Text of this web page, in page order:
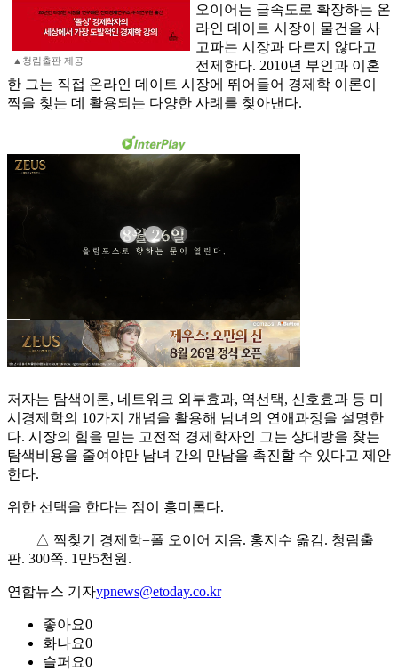
▲청림출판 제공
오이어는 급속도로 확장하는 온
라인 데이트 시장이 물건을 사
고파는 시장과 다르지 않다고
전제한다. 2010년 부인과 이혼
한 그는 직접 온라인 데이트 시장에 뛰어들어 경제학 이론이
짝을 찾는 데 활용되는 다양한 사례를 찾아낸다.
저자는 탐색이론, 네트워크 외부효과, 역선택, 신호효과 등 미
시경제학의 10가지 개념을 활용해 남녀의 연애과정을 설명한
다. 시장의 힘을 믿는 고전적 경제학자인 그는 상대방을 찾는
탐색비용을 줄여야만 남녀 간의 만남을 촉진할 수 있다고 제안
한다.
위한 선택을 한다는 점이 흥미롭다.
△ 짝찾기 경제학=폴 오이어 지음. 홍지수 옮김. 청림출
판. 300쪽. 1만5천원.
연합뉴스 기자ypnews@etoday.co.kr
좋아요0
화나요0
슬퍼요0